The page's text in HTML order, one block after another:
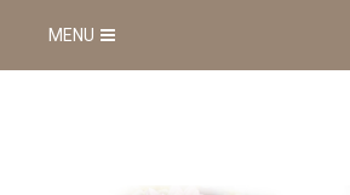
MENU